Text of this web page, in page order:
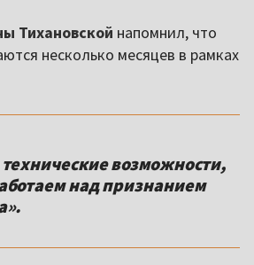
Тихановской напомнил, что
несколько месяцев в рамках
возможности,
над признанием